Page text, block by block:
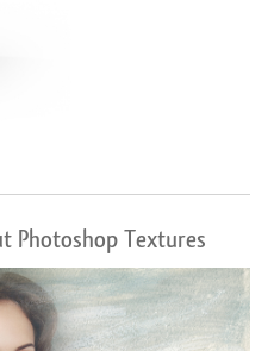
Photoshop Textures